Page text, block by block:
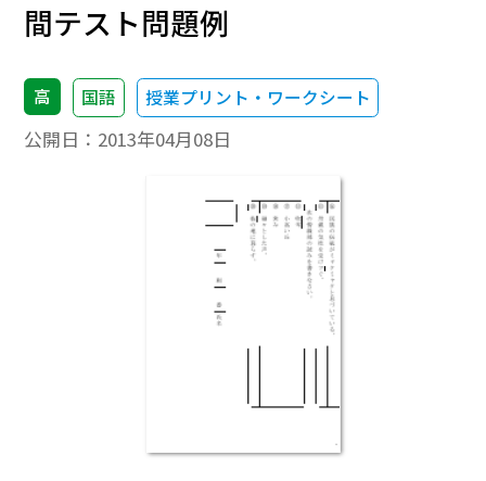
間テスト問題例
高 国語 授業プリント・ワークシート
公開日： 2013年04月08日